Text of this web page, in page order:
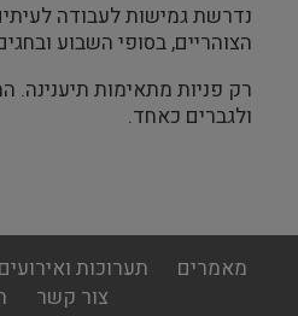
נדרשת גמישות לעבודה
הצוהריים, בסופי השבוע
רק פניות מתאימות תיענינה.
ולגברים כאחד.
תערוכות ואירועים
מאמרים
צור קשר